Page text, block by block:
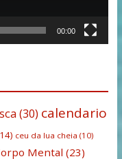
00:00
(30) calendario
ceu da lua cheia (10)
Mental (23)